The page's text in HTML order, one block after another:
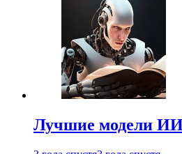
Лучшие модели ИИ